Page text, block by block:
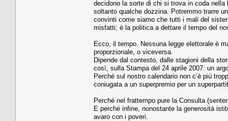
decidono la sorte di chi si trova in coda
soltanto qualche dozzina. Potremmo trarre
convinti come siamo che tutti i mali del
misfatti; è la politica a dettare il tempo del
Ecco, il tempo. Nessuna legge elettorale è
proporzionale, o viceversa.
Dipende dal contesto, dalle stagioni della
così, sulla Stampa del 24 aprile 2007: un
Perché sul nostro calendario non c’è più
coniugata a un superpremio per un
Perché nel frattempo pure la Consulta
E perché infine, nonostante la generosità
avaro con i poveri.